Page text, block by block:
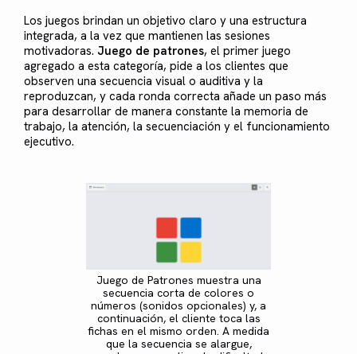
Los juegos brindan un objetivo claro y una estructura
integrada, a la vez que mantienen las sesiones
motivadoras. Juego de patrones, el primer juego
agregado a esta categoría, pide a los clientes que
observen una secuencia visual o auditiva y la
reproduzcan, y cada ronda correcta añade un paso más
para desarrollar de manera constante la memoria de
trabajo, la atención, la secuenciación y el funcionamiento
ejecutivo.
Juego de Patrones muestra una
secuencia corta de colores o
números (sonidos opcionales) y, a
continuación, el cliente toca las
fichas en el mismo orden. A medida
que la secuencia se alargue,